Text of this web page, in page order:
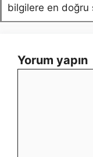
bilgilere en doğru
Yorum yapın